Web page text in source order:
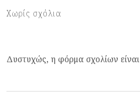
Χωρίς σχόλια
Δυστυχώς, η φόρμα σχολίων